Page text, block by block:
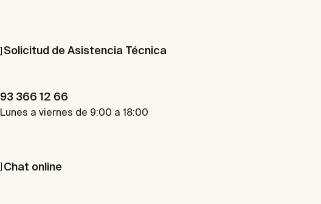
Solicitud de Asistencia Técnica
93 366 12 66
Lunes a viernes de 9:00 a 18:00
Chat online